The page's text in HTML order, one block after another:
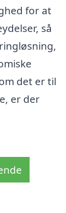
for at
så
det er til
er der